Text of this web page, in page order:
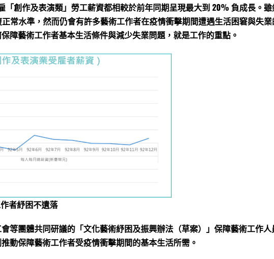
「創作及表演類」勞工薪資都相較於前年同期呈現最大到 20% 負成長。雖
常水準，然而仍會有許多藝術工作者在疫情衝擊期間遭遇生活困窘與失
障藝術工作者基本生活條件與減少失業問題，就是工作的重點。
者紓困不遺落
等團體共同研議的「文化藝術紓困及振興辦法（草案）」保障藝術工作
動保障藝術工作者受疫情衝擊期間的基本生活所需。